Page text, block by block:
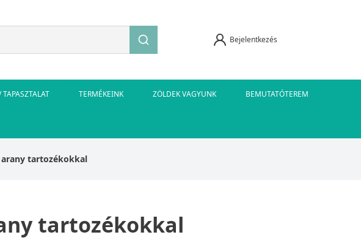
Bejelentkezés
TAPASZTALAT TERMÉKEINK ZÖLDEK VAGYUNK BEMUTATÓTEREM
arany tartozékokkal
tartozékokkal